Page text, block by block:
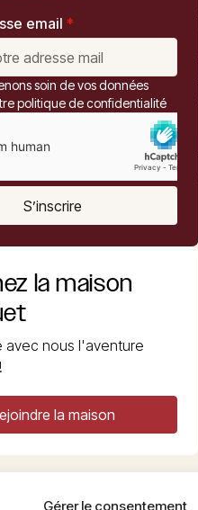
Gérer le consentement
email *
soin de vos données
politique de confidentialité
S’inscrire
la maison
avec nous l'aventure
la maison